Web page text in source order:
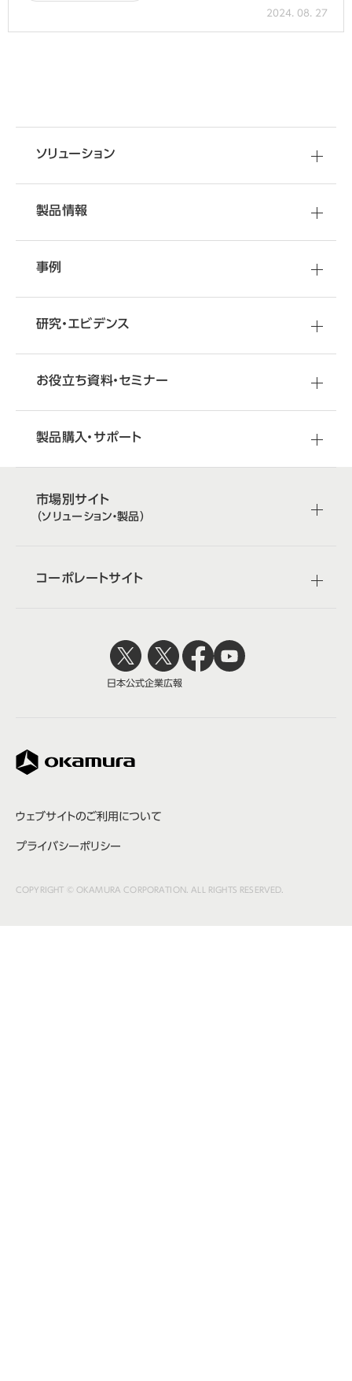
2024. 08. 27
さまざまな情報をご提供しています
オフィス移転・改善のことなら
ソリューション
製品情報
事例
研究・エビデンス
お役立ち資料・セミナー
製品購入・サポート
市場別サイト
（ソリューション・製品）
コーポレートサイト
ウェブサイトのご利用について
プライバシーポリシー
COPYRIGHT © OKAMURA CORPORATION. ALL RIGHTS RESERVED.
日本公式企業広報